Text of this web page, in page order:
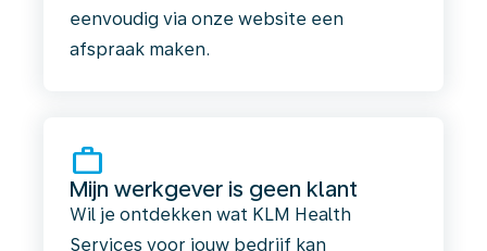
eenvoudig via onze website een
afspraak maken.
work
Mijn werkgever is geen klant
Wil je ontdekken wat KLM Health
Services voor jouw bedrijf kan